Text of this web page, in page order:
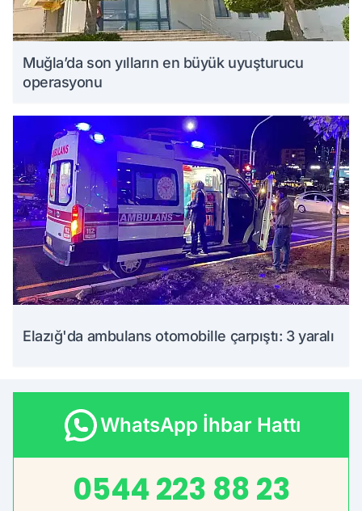
Muğla’da son yılların en büyük uyuşturucu
operasyonu
Elazığ'da ambulans otomobille çarpıştı: 3 yaralı
WhatsApp İhbar Hattı
0544 223 88 23